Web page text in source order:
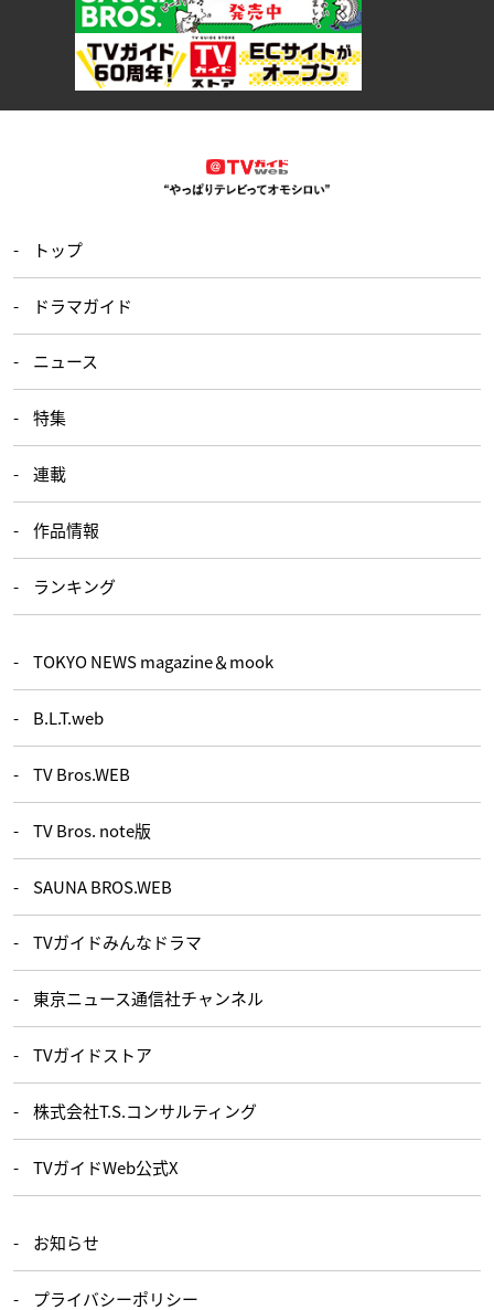
トップ
ドラマガイド
ニュース
特集
連載
作品情報
ランキング
TOKYO NEWS magazine＆mook
B.L.T.web
TV Bros.WEB
TV Bros. note版
SAUNA BROS.WEB
TVガイドみんなドラマ
東京ニュース通信社チャンネル
TVガイドストア
株式会社T.S.コンサルティング
TVガイドWeb公式X
お知らせ
プライバシーポリシー